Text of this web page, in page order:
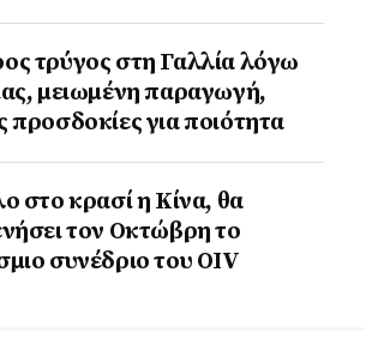
τρύγος στη Γαλλία λόγω
μειωμένη παραγωγή,
προσδοκίες για ποιότητα
στο κρασί η Κίνα, θα
τον Οκτώβρη το
συνέδριο του ΟΙV